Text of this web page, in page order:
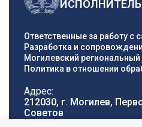
Ответственные за работу с
Разработка и
Могилевский
Политика в отношении
Адрес:
212030, г. Могилев,
Cоветов